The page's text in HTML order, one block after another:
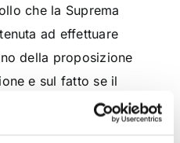
che la Suprema
ad effettuare
della proposizione
e sul fatto se il
sia proprio quello